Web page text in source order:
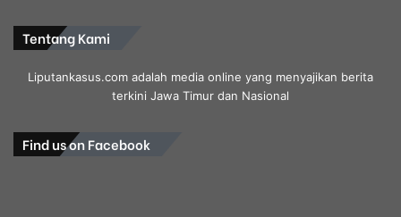
Tentang Kami
Liputankasus.com adalah media online yang menyajikan berita
terkini Jawa Timur dan Nasional
Find us on Facebook